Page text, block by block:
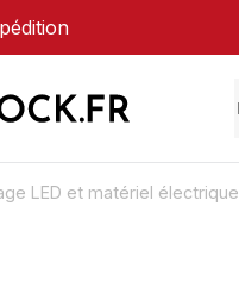
LED et matériel électrique